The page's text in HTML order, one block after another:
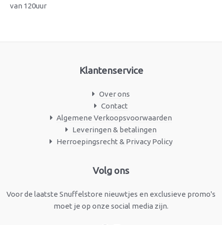
van 120uur
Klantenservice
Over ons
Contact
Algemene Verkoopsvoorwaarden
Leveringen & betalingen
Herroepingsrecht & Privacy Policy
Volg ons
Voor de laatste Snuffelstore nieuwtjes en exclusieve promo's
moet je op onze social media zijn.
Facebook